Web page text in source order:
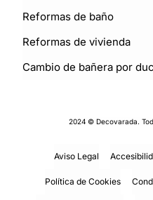
Reformas de baño
Reformas de vivienda
Cambio de bañera por
Aviso Legal
Política de Cookies
2024 © Decovarada.